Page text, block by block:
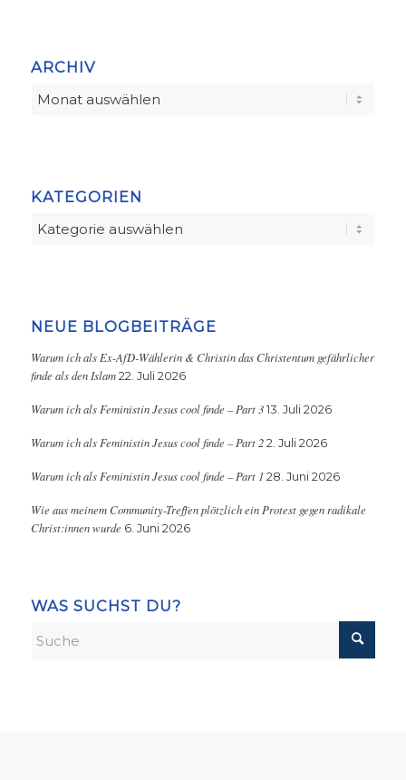
ARCHIV
KATEGORIEN
Kategorien
NEUE BLOGBEITRÄGE
Warum ich als Ex-AfD-Wählerin & Christin das Christentum gefährlicher
finde als den Islam 22. Juli 2026
Warum ich als Feministin Jesus cool finde – Part 3 13. Juli 2026
Warum ich als Feministin Jesus cool finde – Part 2 2. Juli 2026
Warum ich als Feministin Jesus cool finde – Part 1 28. Juni 2026
Wie aus meinem Community-Treffen plötzlich ein Protest gegen radikale
Christ:innen wurde 6. Juni 2026
WAS SUCHST DU?